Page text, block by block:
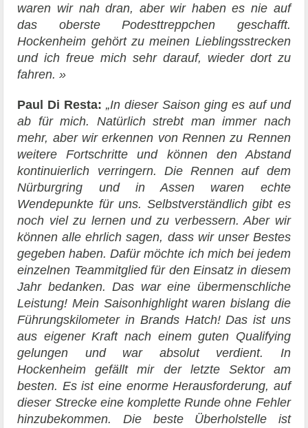
waren wir nah dran, aber wir haben es nie auf
das oberste Podesttreppchen geschafft.
Hockenheim gehört zu meinen Lieblingsstrecken
und ich freue mich sehr darauf, wieder dort zu
fahren. »
Paul Di Resta:„In dieser Saison ging es auf und
ab für mich. Natürlich strebt man immer nach
mehr, aber wir erkennen von Rennen zu Rennen
weitere Fortschritte und können den Abstand
kontinuierlich verringern. Die Rennen auf dem
Nürburgring und in Assen waren echte
Wendepunkte für uns. Selbstverständlich gibt es
noch viel zu lernen und zu verbessern. Aber wir
können alle ehrlich sagen, dass wir unser Bestes
gegeben haben. Dafür möchte ich mich bei jedem
einzelnen Teammitglied für den Einsatz in diesem
Jahr bedanken. Das war eine übermenschliche
Leistung! Mein Saisonhighlight waren bislang die
Führungskilometer in Brands Hatch! Das ist uns
aus eigener Kraft nach einem guten Qualifying
gelungen und war absolut verdient. In
Hockenheim gefällt mir der letzte Sektor am
besten. Es ist eine enorme Herausforderung, auf
dieser Strecke eine komplette Runde ohne Fehler
hinzubekommen. Die beste Überholstelle ist